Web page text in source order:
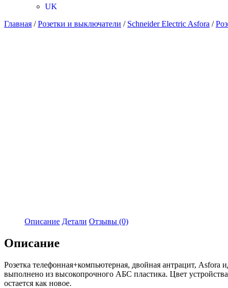
UK
Главная /Розетки и выключатели / Schneider Electric Asfora /
Описание Детали Отзывы (0)
Описание
Розетка телефонная+компьютерная, двойная антрацит, Asfora
выполнено из высокопрочного АБС пластика. Цвет
остается как новое.